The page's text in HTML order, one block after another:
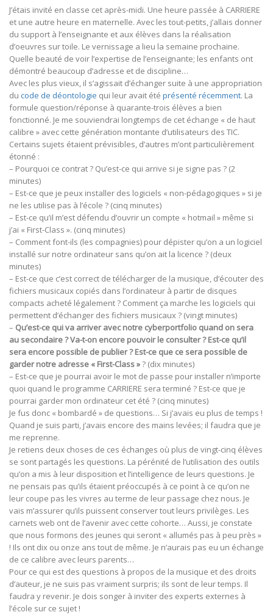
J’étais invité en classe cet après-midi. Une heure passée à CARRIERE
et une autre heure en maternelle. Avec les tout-petits, j’allais donner
du support à l’enseignante et aux élèves dans la réalisation
d’oeuvres sur toile. Le vernissage a lieu la semaine prochaine.
Quelle beauté de voir l’expertise de l’enseignante; les enfants ont
démontré beaucoup d’adresse et de discipline…
Avec les plus vieux, il s’agissait d’échanger suite à une appropriation
du code de déontologie qui leur avait été présenté récemment. La
formule question/réponse à quarante-trois élèves a bien
fonctionné. Je me souviendrai longtemps de cet échange « de haut
calibre » avec cette génération montante d’utilisateurs des TIC.
Certains sujets étaient prévisibles, d’autres m’ont particulièrement
étonné :
– Pourquoi ce contrat ? Qu’est-ce qui arrive si je signe pas ? (2
minutes)
– Est-ce que je peux installer des logiciels « non-pédagogiques » si je
ne les utilise pas à l’école ? (cinq minutes)
– Est-ce qu’il m’est défendu d’ouvrir un compte « hotmail » même si
j’ai « First-Class ». (cinq minutes)
– Comment font-ils (les compagnies) pour dépister qu’on a un logiciel
installé sur notre ordinateur sans qu’on ait la licence ? (deux
minutes)
– Est-ce que c’est correct de télécharger de la musique, d’écouter des
fichiers musicaux copiés dans l’ordinateur à partir de disques
compacts acheté légalement ? Comment ça marche les logiciels qui
permettent d’échanger des fichiers musicaux ? (vingt minutes)
– Qu’est-ce qui va arriver avec notre cyberportfolio quand on sera
au secondaire ? Va-t-on encore pouvoir le consulter ? Est-ce qu’il
sera encore possible de publier ? Est-ce que ce sera possible de
garder notre adresse « First-Class »? (dix minutes)
– Est-ce que je pourrai avoir le mot de passe pour installer n’importe
quoi quand le programme CARRIERE sera terminé ? Est-ce que je
pourrai garder mon ordinateur cet été ? (cinq minutes)
Je fus donc « bombardé » de questions… Si j’avais eu plus de temps !
Quand je suis parti, j’avais encore des mains levées; il faudra que je
me reprenne.
Je retiens deux choses de ces échanges où plus de vingt-cinq élèves
se sont partagés les questions. La pérénité de l’utilisation des outils
qu’on a mis à leur disposition et l’intelligence de leurs questions. Je
ne pensais pas qu’ils étaient préoccupés à ce point à ce qu’on ne
leur coupe pas les vivres au terme de leur passage chez nous. Je
vais m’assurer qu’ils puissent conserver tout leurs privilèges. Les
carnets web ont de l’avenir avec cette cohorte… Aussi, je constate
que nous formons des jeunes qui seront « allumés pas à peu près »
! Ils ont dix ou onze ans tout de même. Je n’aurais pas eu un échange
de ce calibre avec leurs parents…
Pour ce qui est des questions à propos de la musique et des droits
d’auteur, je ne suis pas vraiment surpris; ils sont de leur temps. Il
faudra y revenir. Je dois songer à inviter des experts externes à
l’école sur ce sujet !